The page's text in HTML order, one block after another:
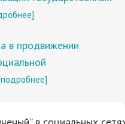
в продвижении